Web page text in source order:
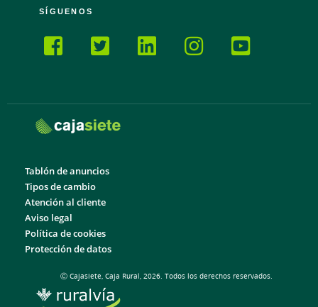
SÍGUENOS
Tablón de anuncios
Tipos de cambio
Atención al cliente
Aviso legal
Política de cookies
Protección de datos
Ⓒ Cajasiete, Caja Rural, 2026. Todos los derechos reservados.